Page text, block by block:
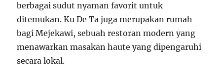
berbagai sudut nyaman favorit untuk
ditemukan. Ku De Ta juga merupakan rumah
bagi Mejekawi, sebuah restoran modern yang
menawarkan masakan haute yang dipengaruhi
secara lokal.